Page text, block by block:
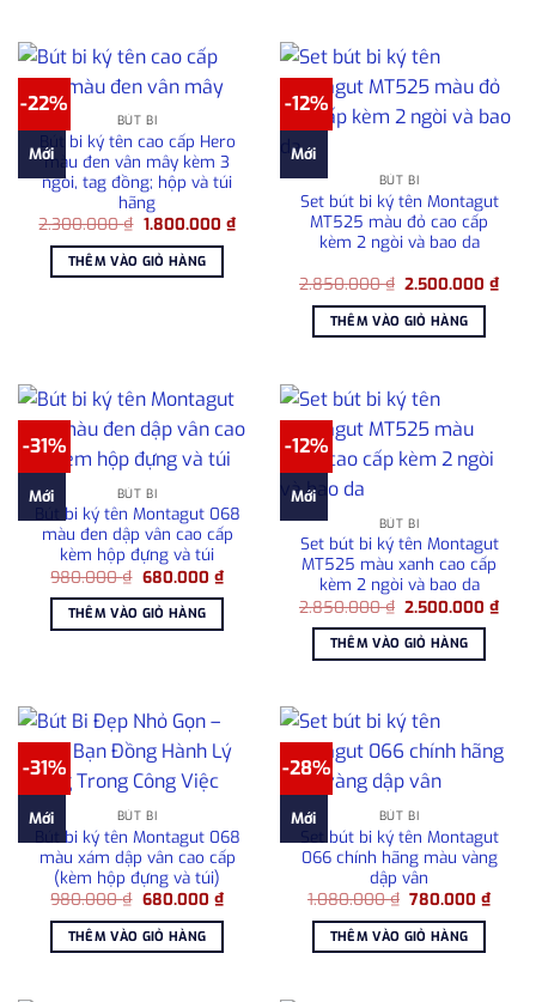
-22%
Mới
BÚT BI
Bút bi ký tên cao cấp Hero
màu đen vân mây kèm 3
ngòi, tag đồng; hộp và túi
hãng
2.300.000₫ Giá
là:
2.300.000 ₫.
1.800.000 ₫Giá
1.800.000 ₫.
THÊM VÀO GIỎ HÀNG
-12%
Mới
BÚT BI
Set bút bi ký tên Montagut
MT525 màu đỏ cao cấp
kèm 2 ngòi và bao da
2.850.000₫ Giá
là:
2.850.000 ₫.
2.500.000₫Giá
THÊM VÀO GIỎ HÀNG
-31%
Mới BÚT BI
Bút bi ký tên Montagut 068
màu đen dập vân cao cấp
kèm hộp đựng và túi
980.000₫ Giá
là:
980.000 ₫.
680.000 ₫Giá
hiện
680.000 ₫.
THÊM VÀO GIỎ HÀNG
-12%
Mới
BÚT BI
Set bút bi ký tên Montagut
MT525 màu xanh cao cấp
kèm 2 ngòi và bao da
2.850.000₫ Giá
là:
2.850.000 ₫.
2.500.000₫Giá
hiện
THÊM VÀO GIỎ HÀNG
-31%
Mới BÚT BI
Bút bi ký tên Montagut 068
màu xám dập vân cao cấp
(kèm hộp đựng và túi)
980.000₫ Giá
là:
980.000 ₫.
680.000 ₫Giá
hiện
680.000 ₫.
THÊM VÀO GIỎ HÀNG
-28%
Mới BÚT BI
Set bút bi ký tên Montagut
066 chính hãng màu vàng
dập vân
1.080.000₫ Giá
là:
1.080.000 ₫.
780.000₫Giá
hiện
THÊM VÀO GIỎ HÀNG